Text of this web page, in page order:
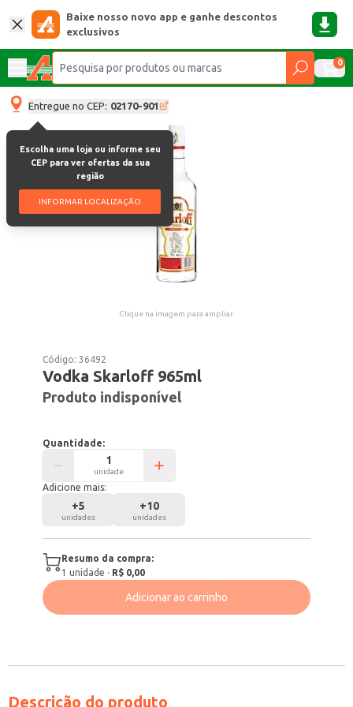
Baixe nosso novo app e ganhe descontos
exclusivos
0
Entregue no CEP: 02170-901
Escolha uma loja ou informe seu
CEP para ver ofertas da sua
região
INFORMAR LOCALIZAÇÃO
Clique na imagem para ampliar.
Código:36492
Vodka Skarloff 965ml
Produto indisponível
Quantidade:
unidade
Adicione mais:
+5
unidades
+10
unidades
Resumo da compra:
1 unidade · R$ 0,00
Adicionar ao carrinho
Descrição do produto